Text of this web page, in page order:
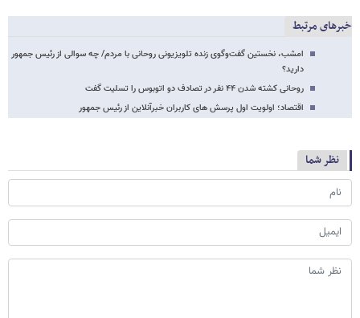
خبرهای مرتبط
امشب، نخستین گفت‌وگوی زنده تلویزیونی روحانی با مردم/ چه سوالی از رئیس جمهور
دارید؟
روحانی کشته شدن ۴۴ نفر در تصادف دو اتوبوس را تسلیت گفت
اقتصاد؛ اولویت اول پرسش های کاربران خبرآنلاین از رئیس جمهور
نظر شما